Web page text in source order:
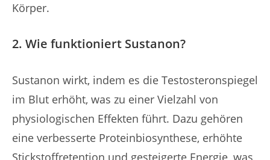
Körper.
2. Wie funktioniert Sustanon?
Sustanon wirkt, indem es die Testosteronspiegel
im Blut erhöht, was zu einer Vielzahl von
physiologischen Effekten führt. Dazu gehören
eine verbesserte Proteinbiosynthese, erhöhte
Stickstoffretention und gesteigerte Energie, was